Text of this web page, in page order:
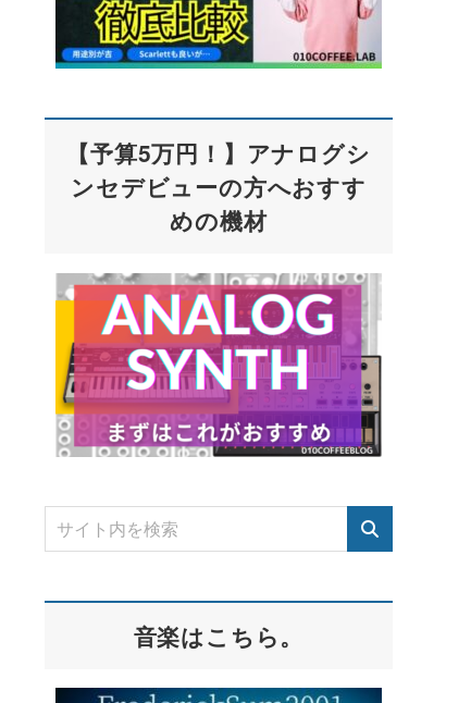
【予算5万円！】アナログシ
ンセデビューの方へおすす
めの機材
音楽はこちら。